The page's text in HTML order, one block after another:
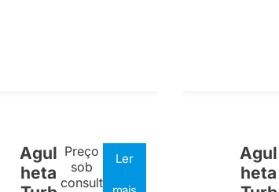
Agul
heta
Preço
sob
consult
Ler
Agul
heta